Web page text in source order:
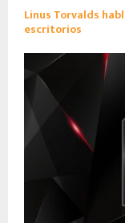
Linus Torvalds
escritorios